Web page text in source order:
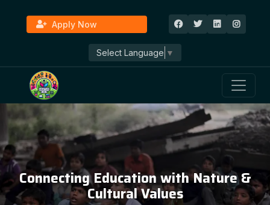
Apply Now
Select Language ▼
Connecting Education with Nature &
Cultural Values